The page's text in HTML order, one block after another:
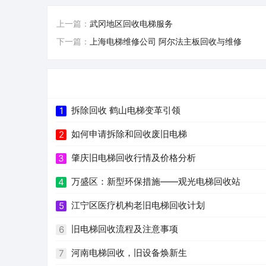
上一篇： 武冈地区回收电梯服务
下一篇：
上海电梯维修公司 阿尔法主板回收与维修
1 拆除回收 鹤山电梯变革引领
2 如何申请拆除和回收废旧电梯
3 肇庆旧电梯回收行情及价格分析
4 万盛区：新型环保措施——观光电梯回收站
5 江宁区医疗机构老旧电梯回收计划
6 旧电梯回收流程及注意事项
7 河南电梯回收，旧设备焕新生